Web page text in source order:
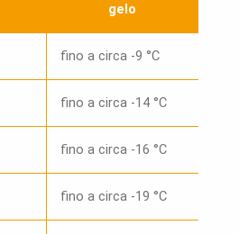
gelo
fino a circa -9 °C
fino a circa -14 °C
fino a circa -16 °C
fino a circa -19 °C